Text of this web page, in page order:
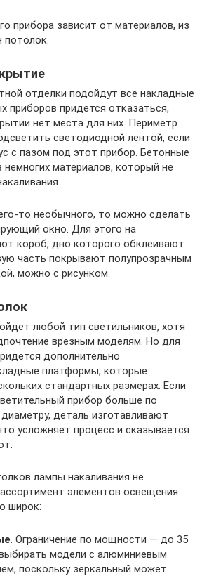
прибора зависит от материалов, из
потолок.
отделки подойдут все накладные
приборов придется отказаться,
нет места для них. Периметр
светодиодной лентой, если
с пазом под этот прибор. Бетонные
материалов, который не
то необычного, то можно сделать
окно. Для этого на
короб, дно которого обклеивают
часть покрывают полупрозрачным
можно с рисунком.
любой тип светильников, хотя
врезным моделям. Но для
дополнительно
платформы, которые
стандартных размерах. Если
прибор больше по
деталь изготавливают
усложняет процесс и сказывается
лампы накаливания не
элементов освещения
широк:
. Ограничение по мощности — до 35
модели с алюминиевым
поскольку зеркальный может